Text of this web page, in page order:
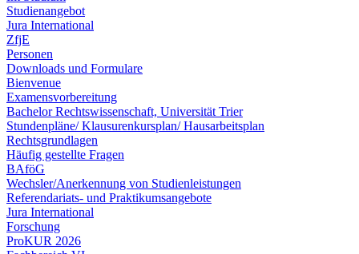
Studienangebot
Jura International
ZfjE
Personen
Downloads und Formulare
Bienvenue
Examensvorbereitung
Bachelor Rechtswissenschaft, Universität Trier
Stundenpläne/ Klausurenkursplan/ Hausarbeitsplan
Rechtsgrundlagen
Häufig gestellte Fragen
BAföG
Wechsler/Anerkennung von Studienleistungen
Referendariats- und Praktikumsangebote
Jura International
Forschung
ProKUR 2026